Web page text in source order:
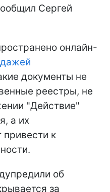
Сергей
онлайн-
документы не
реестры, не
"Действие"
а их
к
об
за